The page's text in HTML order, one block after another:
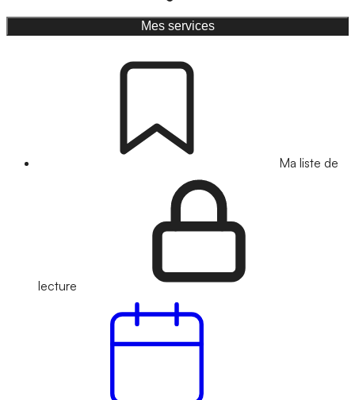
Mes services
Ma liste de
lecture